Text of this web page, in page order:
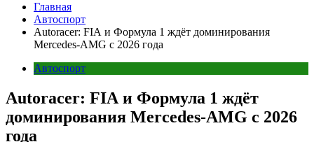
Главная
Автоспорт
Autoracer: FIA и Формула 1 ждёт доминирования
Mercedes-AMG с 2026 года
Автоспорт
Autoracer: FIA и Формула 1 ждёт
доминирования Mercedes-AMG с 2026
года